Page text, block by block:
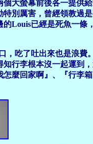
大螢幕前後各一提供
別厲害，曾經領教過
Louis已經是死魚一條
吃了吐出來也是浪費
行李根本沒一起運到
麼回家啊』、『行李